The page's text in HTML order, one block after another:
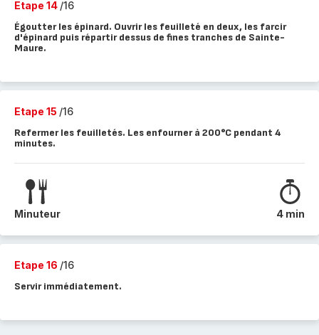
Etape 14 /16
Égoutter les épinard. Ouvrir les feuilleté en deux, les farcir
d'épinard puis répartir dessus de fines tranches de Sainte-
Maure.
Etape 15 /16
Refermer les feuilletés. Les enfourner à 200°C pendant 4
minutes.
Minuteur 4 min
Etape 16 /16
Servir immédiatement.